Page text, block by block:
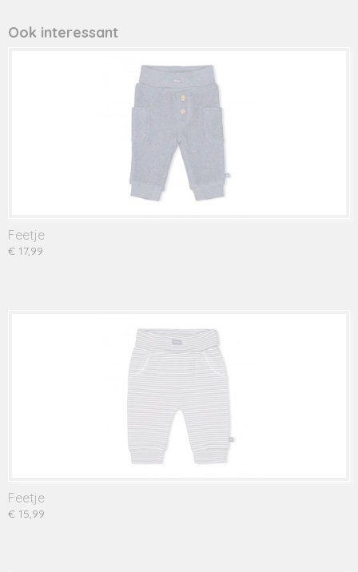
Ook interessant
Feetje
€ 17,99
Feetje
€ 15,99